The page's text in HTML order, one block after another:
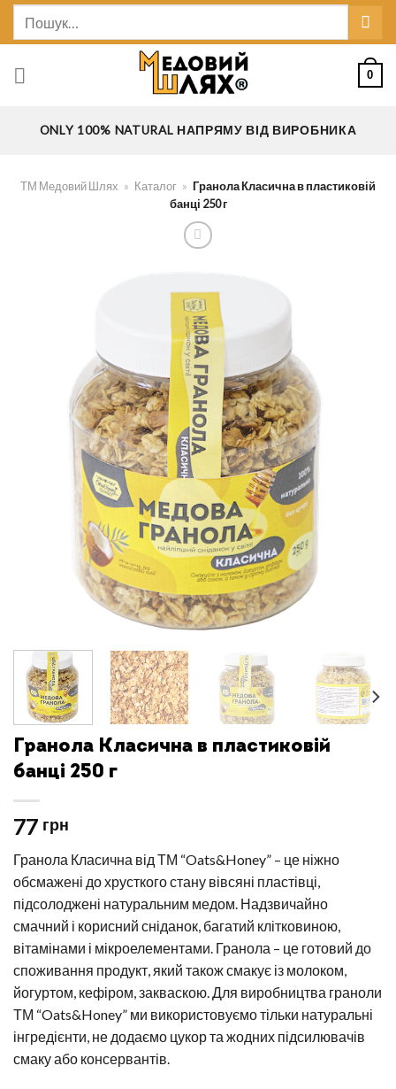
Skip
0
ONLY 100% NATURAL НАПРЯМУ ВІД ВИРОБНИКА
ТМ Медовий Шлях » Каталог » Гранола Класична в пластиковій
банці 250 г
Гранола Класична в пластиковій
банці 250 г
77 грн
Гранола Класична від ТМ “Oats&Honey” – це ніжно
обсмажені до хрусткого стану вівсяні пластівці,
підсолоджені натуральним медом. Надзвичайно
смачний і корисний сніданок, багатий клітковиною,
вітамінами і мікроелементами. Гранола – це готовий до
споживання продукт, який також смакує із молоком,
йогуртом, кефіром, закваскою. Для виробництва граноли
ТМ “Oats&Honey” ми використовуємо тільки натуральні
інгредієнти, не додаємо цукор та жодних підсилювачів
смаку або консервантів.